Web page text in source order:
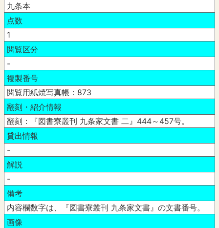
九条本
点数
1
閲覧区分
-
複製番号
閲覧用紙焼写真帳：873
翻刻・紹介情報
翻刻：『図書寮叢刊 九条家文書 二』444～457号。
貸出情報
-
解説
-
備考
内容欄数字は、『図書寮叢刊 九条家文書』の文書番号。
画像